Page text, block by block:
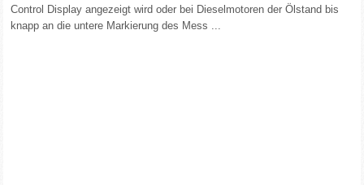
Control Display angezeigt wird oder bei Dieselmotoren der Ölstand bis
knapp an die untere Markierung des Mess ...